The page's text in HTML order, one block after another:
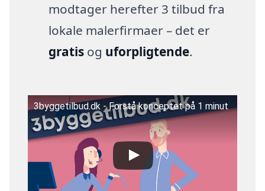
modtager herefter 3 tilbud fra
lokale malerfirmaer – det er
gratisog uforpligtende.
3byggetilbud.dk - Forstå konceptet på 1 minut